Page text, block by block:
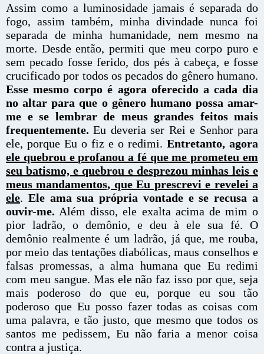
Assim como a luminosidade jamais é separada do
fogo, assim também, minha divindade nunca foi
separada de minha humanidade, nem mesmo na
morte. Desde então, permiti que meu corpo puro e
sem pecado fosse ferido, dos pés à cabeça, e fosse
crucificado por todos os pecados do gênero humano.
Esse mesmo corpo é agora oferecido a cada dia
no altar para que o gênero humano possa amar-
me e se lembrar de meus grandes feitos mais
frequentemente. Eu deveria ser Rei e Senhor para
ele, porque Eu o fiz e o redimi. Entretanto, agora
ele quebrou e profanou a fé que me prometeu em
seu batismo, e quebrou e desprezou minhas leis e
meus mandamentos, que Eu prescrevi e revelei a
ele. Ele ama sua própria vontade e se recusa a
ouvir-me. Além disso, ele exalta acima de mim o
pior ladrão, o demônio, e deu à ele sua fé. O
demônio realmente é um ladrão, já que, me rouba,
por meio das tentações diabólicas, maus conselhos e
falsas promessas, a alma humana que Eu redimi
com meu sangue. Mas ele não faz isso por que, seja
mais poderoso do que eu, porque eu sou tão
poderoso que Eu posso fazer todas as coisas com
uma palavra, e tão justo, que mesmo que todos os
santos me pedissem, Eu não faria a menor coisa
contra a justiça.